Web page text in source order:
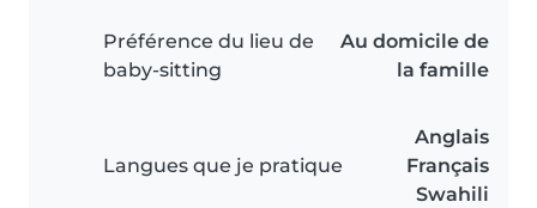
Préférence du lieu de
baby-sitting
Au domicile de
la famille
Langues que je pratique
Anglais
Français
Swahili